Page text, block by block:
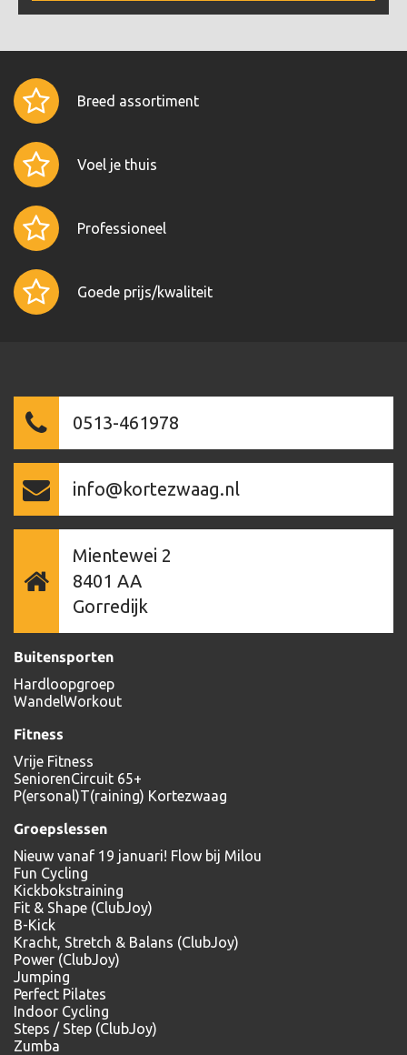
Breed assortiment
Voel je thuis
Professioneel
Goede prijs/kwaliteit
0513-461978
info@kortezwaag.nl
Mientewei 2
8401 AA
Gorredijk
Buitensporten
Hardloopgroep
WandelWorkout
Fitness
Vrije Fitness
SeniorenCircuit 65+
P(ersonal)T(raining) Kortezwaag
Groepslessen
Nieuw vanaf 19 januari! Flow bij Milou
Fun Cycling
Kickbokstraining
Fit & Shape (ClubJoy)
B-Kick
Kracht, Stretch & Balans (ClubJoy)
Power (ClubJoy)
Jumping
Perfect Pilates
Indoor Cycling
Steps / Step (ClubJoy)
Zumba